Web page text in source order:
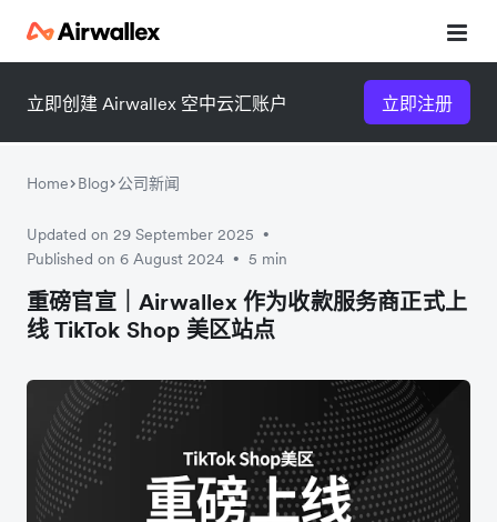
立即创建 Airwallex 空中云汇账户 立即注册
Home Blog 公司新闻
Updated on 29 September 2025 •
Published on 6 August 2024 • 5 min
重磅官宣｜Airwallex 作为收款服务商正式上
线 TikTok Shop 美区站点
微信扫一扫，点击手机右上角
分享
微信扫一扫，点击手机右上角
分享